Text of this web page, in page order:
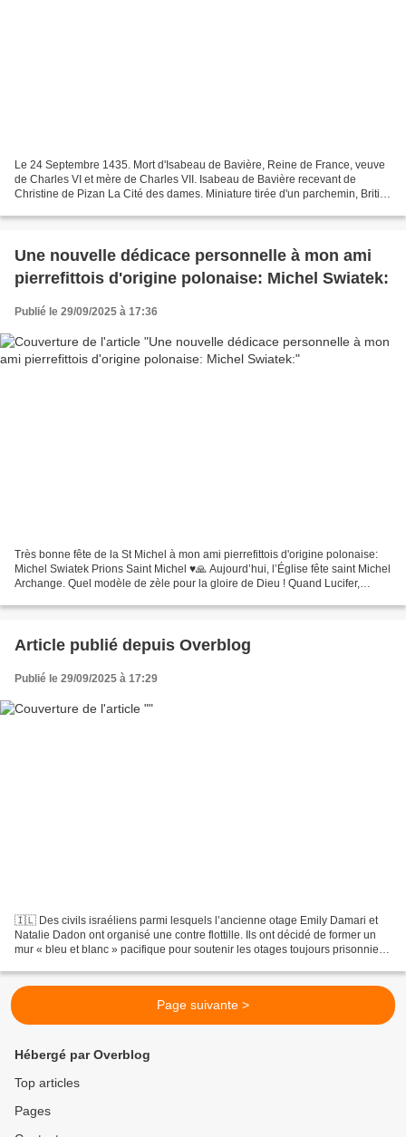
Le 24 Septembre 1435. Mort d'Isabeau de Bavière, Reine de France, veuve
de Charles VI et mère de Charles VII. Isabeau de Bavière recevant de
Christine de Pizan La Cité des dames. Miniature tirée d'un parchemin, British
Une nouvelle dédicace personnelle à mon ami
pierrefittois d'origine polonaise: Michel Swiatek:
Publié le 29/09/2025 à 17:36
Très bonne fête de la St Michel à mon ami pierrefittois d'origine polonaise:
Michel Swiatek Prions Saint Michel ♥️🙏 Aujourd’hui, l’Église fête saint Michel
Archange. Quel modèle de zèle pour la gloire de Dieu ! Quand Lucifer,
Article publié depuis Overblog
Publié le 29/09/2025 à 17:29
🇮🇱 Des civils israéliens parmi lesquels l’ancienne otage Emily Damari et
Natalie Dadon ont organisé une contre flottille. Ils ont décidé de former un
mur « bleu et blanc » pacifique pour soutenir les otages toujours prisonniers
Page suivante >
Hébergé par Overblog
Top articles
Pages